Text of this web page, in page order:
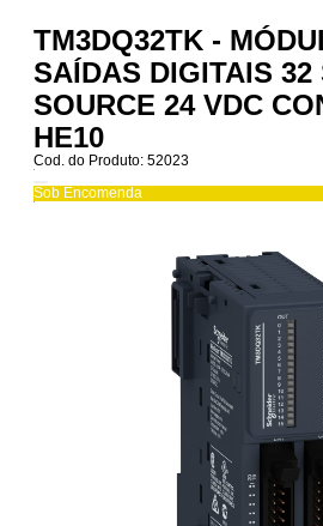
TM3DQ32TK -
SAÍDAS DIGITAIS 32
SOURCE 24 VDC
HE10
Cod. do Produto: 52023
Sob Encomenda